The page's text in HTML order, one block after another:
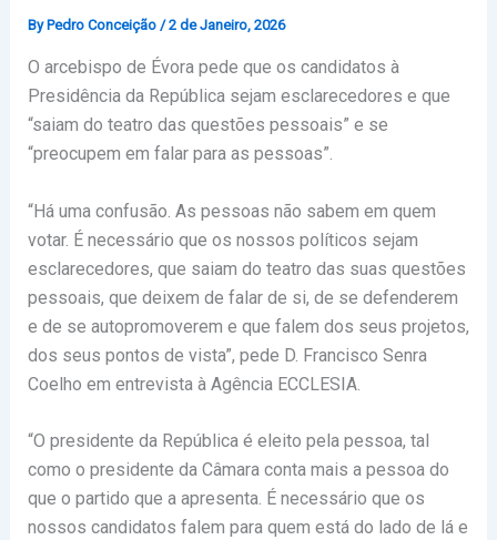
By Pedro Conceição /2 de Janeiro, 2026
O arcebispo de Évora pede que os candidatos à
Presidência da República sejam esclarecedores e que
“saiam do teatro das questões pessoais” e se
“preocupem em falar para as pessoas”.
“Há uma confusão. As pessoas não sabem em quem
votar. É necessário que os nossos políticos sejam
esclarecedores, que saiam do teatro das suas questões
pessoais, que deixem de falar de si, de se defenderem
e de se autopromoverem e que falem dos seus projetos,
dos seus pontos de vista”, pede D. Francisco Senra
Coelho em entrevista à Agência ECCLESIA.
“O presidente da República é eleito pela pessoa, tal
como o presidente da Câmara conta mais a pessoa do
que o partido que a apresenta. É necessário que os
nossos candidatos falem para quem está do lado de lá e